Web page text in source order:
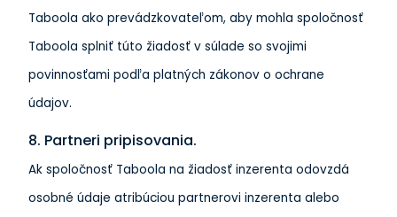
Taboola ako prevádzkovateľom, aby mohla spoločnosť
Taboola splniť túto žiadosť v súlade so svojimi
povinnosťami podľa platných zákonov o ochrane
údajov.
8. Partneri pripisovania.
Ak spoločnosť Taboola na žiadosť inzerenta odovzdá
osobné údaje atribúciou partnerovi inzerenta alebo